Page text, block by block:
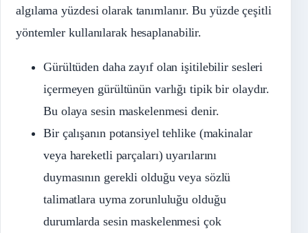
algılama yüzdesi olarak tanımlanır. Bu yüzde çeşitli
yöntemler kullanılarak hesaplanabilir.
Gürültüden daha zayıf olan işitilebilir sesleri
içermeyen gürültünün varlığı tipik bir olaydır.
Bu olaya sesin maskelenmesi denir.
Bir çalışanın potansiyel tehlike (makinalar
veya hareketli parçaları) uyarılarını
duymasının gerekli olduğu veya sözlü
talimatlara uyma zorunluluğu olduğu
durumlarda sesin maskelenmesi çok